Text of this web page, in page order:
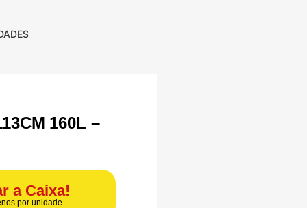
160L –
a Caixa!
por unidade.